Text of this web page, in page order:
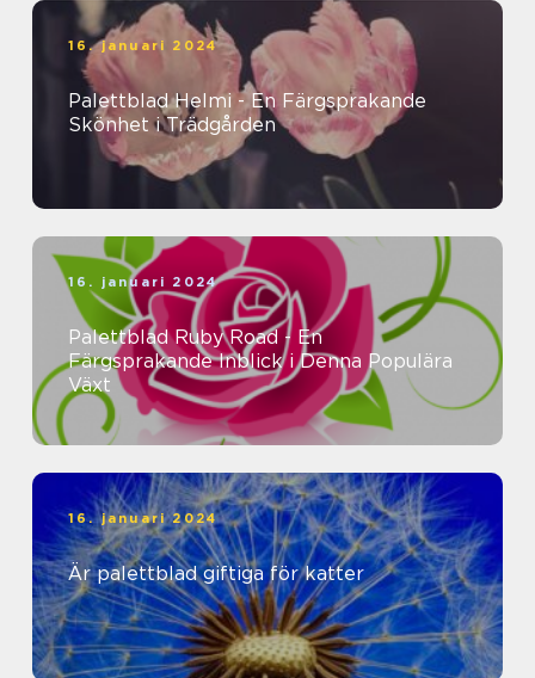
16. januari 2024
Palettblad Helmi - En Färgsprakande
Skönhet i Trädgården
16. januari 2024
Palettblad Ruby Road - En
Färgsprakande Inblick i Denna Populära
Växt
16. januari 2024
Är palettblad giftiga för katter